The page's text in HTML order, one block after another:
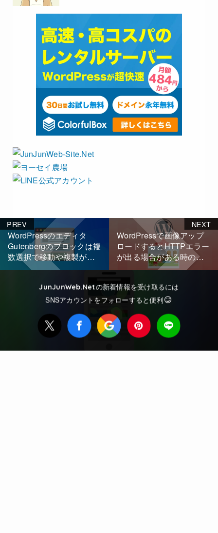
PREV
WordPressのエディタ
Gutenbergのブロックは複
数選択で移動や複製が可
能だ！
NEXT
WordPressで画像アップ
ロードするとHTTPエラー
が出る場合がある時の対
策
JunJunWeb.Netの新着情報を受け取るには
SNSアカウントをフォローすると便利